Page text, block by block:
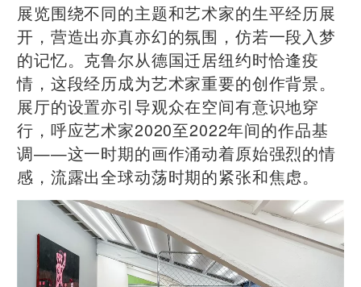
展览围绕不同的主题和艺术家的生平经历展
开，营造出亦真亦幻的氛围，仿若一段入梦
的记忆。克鲁尔从德国迁居纽约时恰逢疫
情，这段经历成为艺术家重要的创作背景。
展厅的设置亦引导观众在空间有意识地穿
行，呼应艺术家2020至2022年间的作品基
调——这一时期的画作涌动着原始强烈的情
感，流露出全球动荡时期的紧张和焦虑。